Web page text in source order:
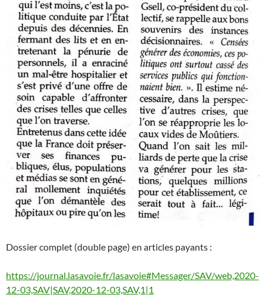
Dossier complet (double page) en articles payants :
https://journal.lasavoie.fr/lasavoie#Messager/SAV/web,2020-
12-03,SAV|SAV,2020-12-03,SAV,1|1